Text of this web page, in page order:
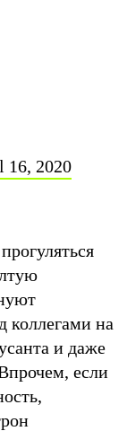
16, 2020
коллегами на
и даже
если